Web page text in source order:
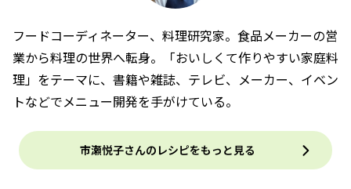
フードコーディネーター、料理研究家。食品メーカーの営
業から料理の世界へ転身。「おいしくて作りやすい家庭料
理」をテーマに、書籍や雑誌、テレビ、メーカー、イベン
トなどでメニュー開発を手がけている。
市瀬悦子さんのレシピをもっと見る